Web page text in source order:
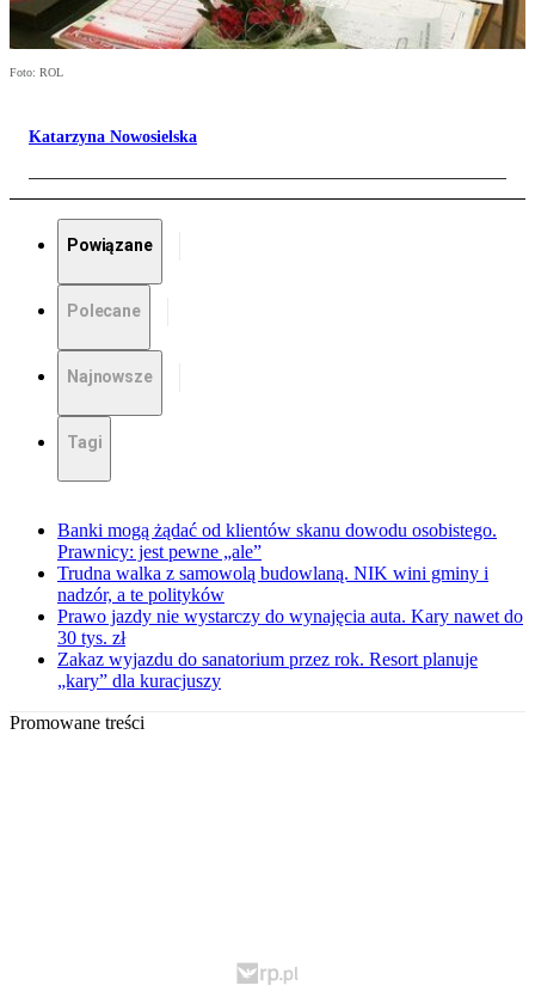
Foto: ROL
Katarzyna Nowosielska
Powiązane
Polecane
Najnowsze
Tagi
Banki mogą żądać od klientów skanu dowodu osobistego.
Prawnicy: jest pewne „ale”
Trudna walka z samowolą budowlaną. NIK wini gminy i
nadzór, a te polityków
Prawo jazdy nie wystarczy do wynajęcia auta. Kary nawet do
30 tys. zł
Zakaz wyjazdu do sanatorium przez rok. Resort planuje
„kary” dla kuracjuszy
Promowane treści